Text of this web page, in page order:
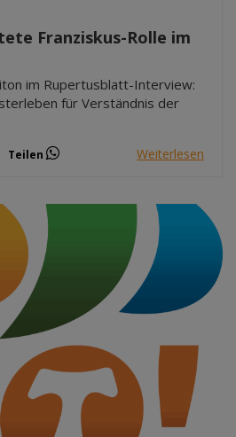
Franziskus-Rolle im
im Rupertusblatt-Interview:
für Verständnis der
Teilen Weiterlesen